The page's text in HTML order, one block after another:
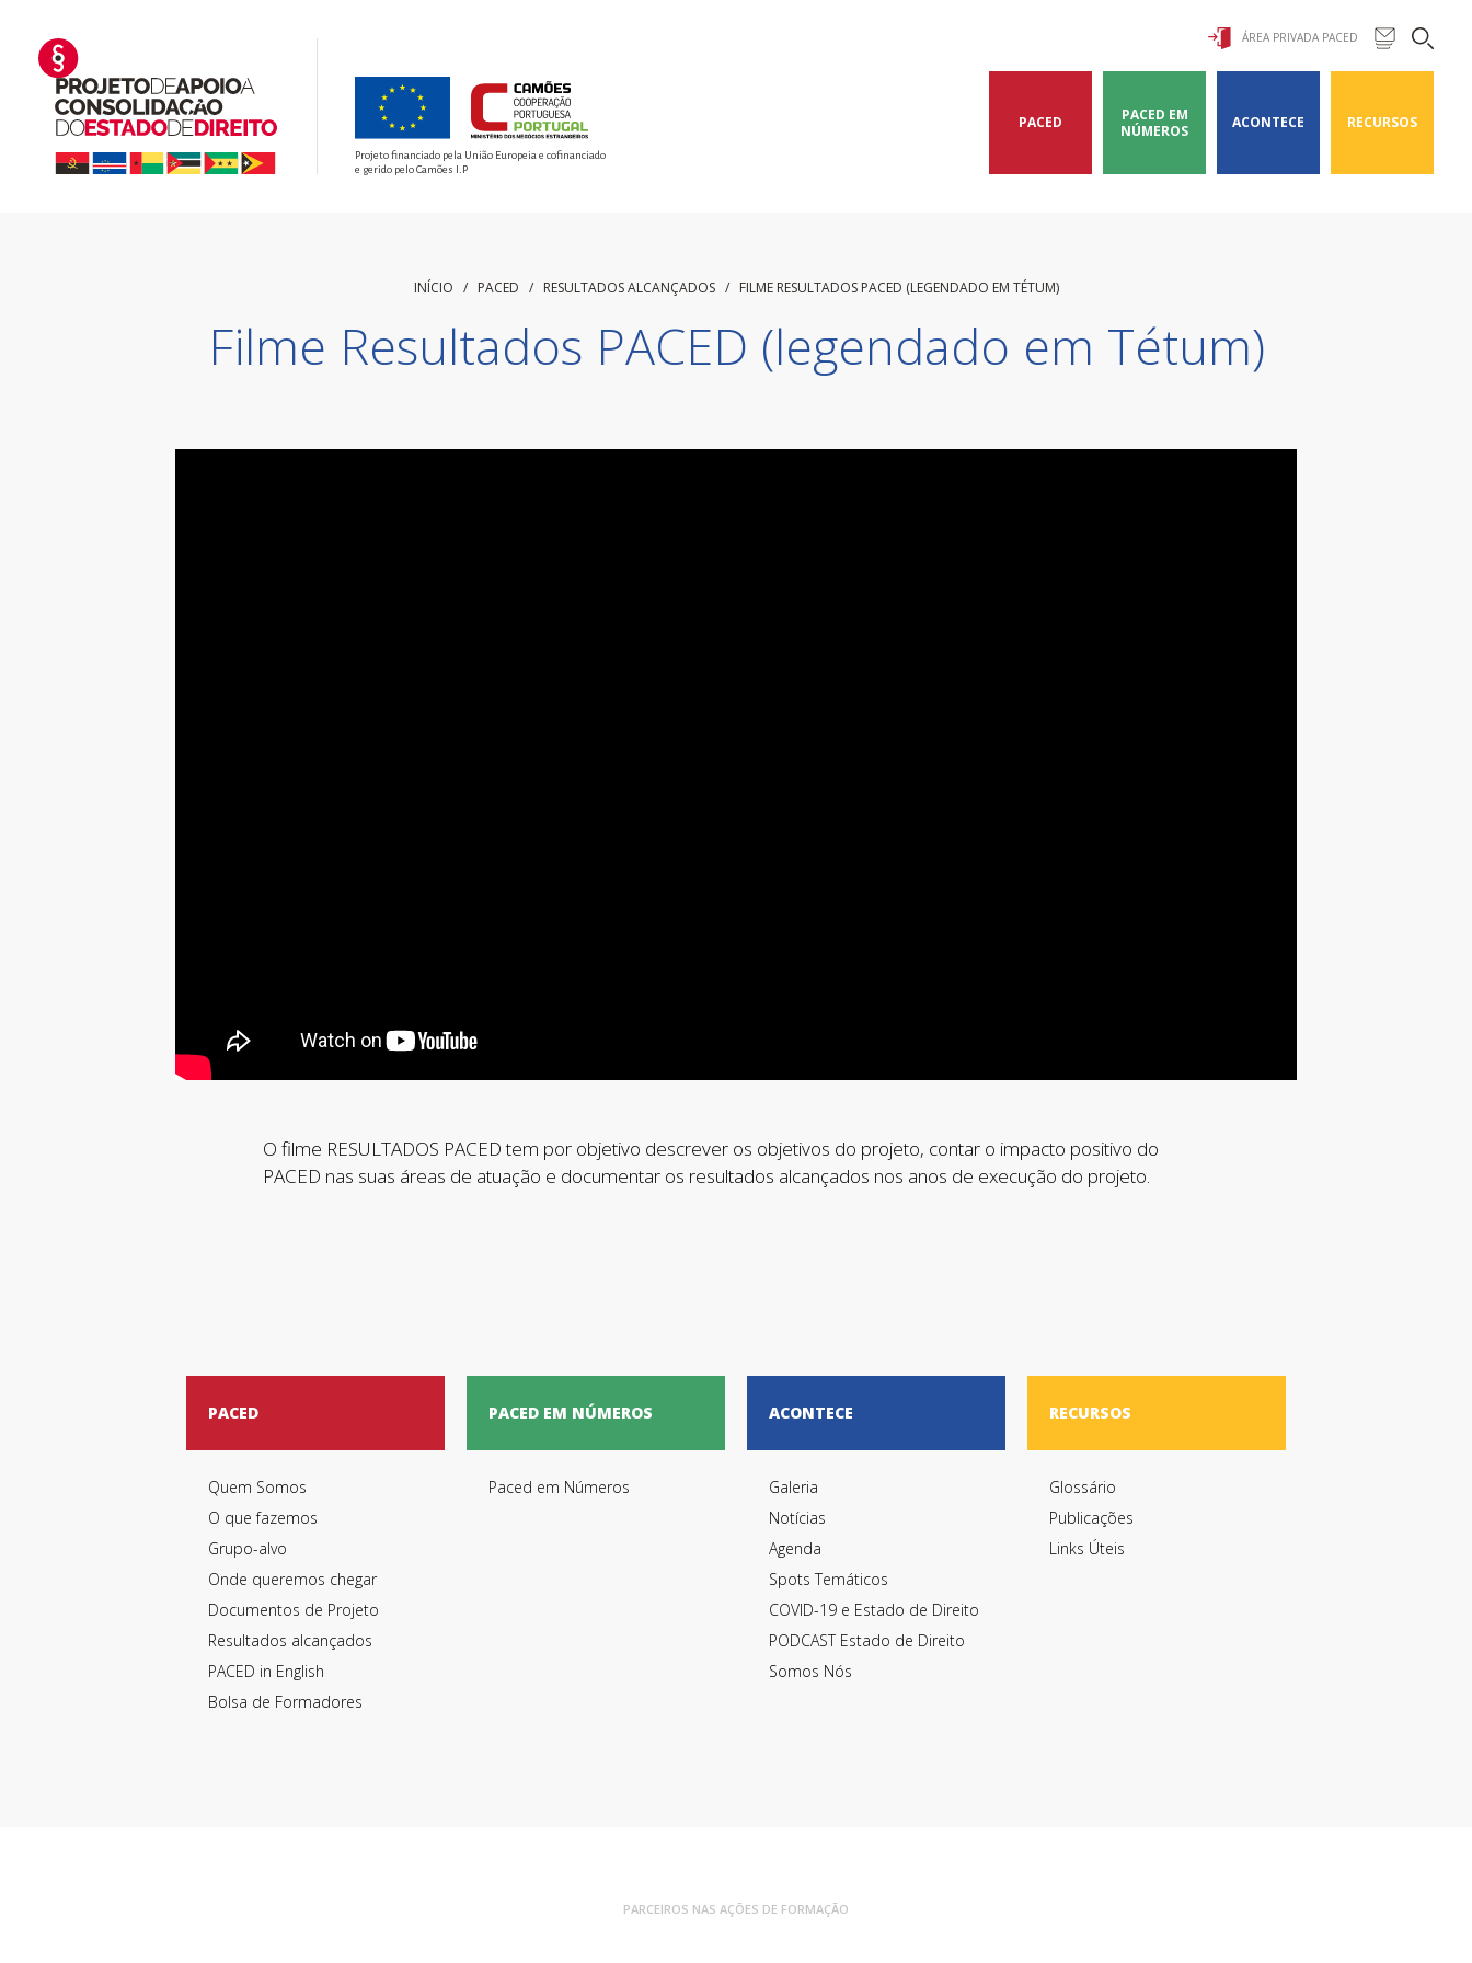
Projeto financiado pela União Europeia e cofinanciado
e gerido pelo Camões I.P
ÁREA PRIVADA PACED
PACED
PACED EM
NÚMEROS
ACONTECE RECURSOS
INÍCIO / PACED / RESULTADOS ALCANÇADOS/ FILME RESULTADOS PACED (LEGENDADO EM TÉTUM)
Filme Resultados PACED (legendado em Tétum)
O filme RESULTADOS PACED tem por objetivo descrever os objetivos do projeto, contar o impacto positivo do
PACED nas suas áreas de atuação e documentar os resultados alcançados nos anos de execução do projeto.
PACED
Quem Somos
O que fazemos
Grupo-alvo
Onde queremos chegar
Documentos de Projeto
Resultados alcançados
PACED in English
Bolsa de Formadores
PACED EM NÚMEROS
Paced em Números
ACONTECE
Galeria
Notícias
Agenda
Spots Temáticos
COVID-19 e Estado de Direito
PODCAST Estado de Direito
Somos Nós
RECURSOS
Glossário
Publicações
Links Úteis
PARCEIROS NAS AÇÕES DE FORMAÇÃO